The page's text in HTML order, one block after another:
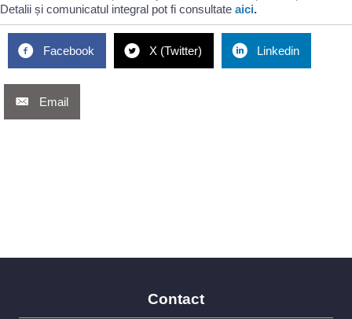
Detalii și comunicatul integral pot fi consultate aici.
Facebook X (Twitter) Linkedin
Email
Contact